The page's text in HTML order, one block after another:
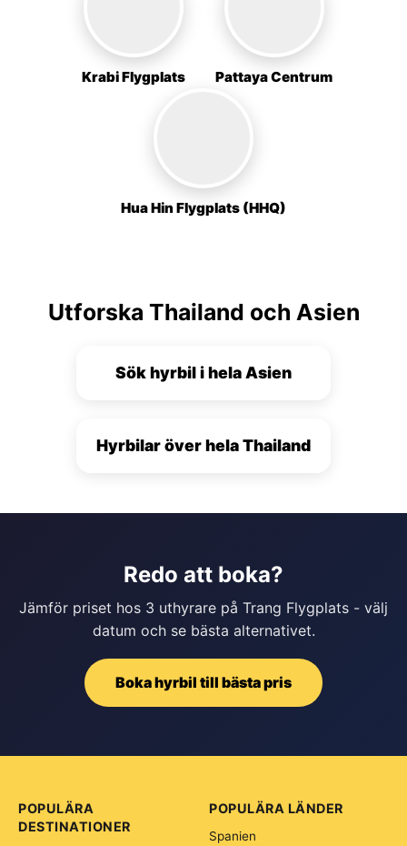
Krabi Flygplats Pattaya Centrum
Hua Hin Flygplats (HHQ)
Utforska Thailand och Asien
Sök hyrbil i hela Asien
Hyrbilar över hela Thailand
Redo att boka?
Jämför priset hos 3 uthyrare på Trang Flygplats - välj
datum och se bästa alternativet.
Boka hyrbil till bästa pris
POPULÄRA
DESTINATIONER
POPULÄRA LÄNDER
Spanien